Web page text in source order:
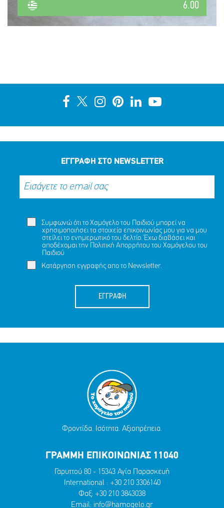
6.00
ΕΓΓΡΑΦΗ ΣΤΟ NEWSLETTER
Συμφωνώ ότι το Χαμόγελο του Παιδιού μπορεί να
χρησιμοποιήσει τα στοιχεία επικοινωνίας μου για να μου
στείλει το ενημερωτικό του δελτίο. Έχω διαβάσει και
αποδέχομαι την Πολιτική Απορρήτου του Χαμόγελου του
Παιδιού
Κατάργηση εγγραφής απο το Newsletter.
ΕΓΓΡΑΦΗ
Φροντίδα. Ισότητα. Αξιοπρέπεια.
ΓΡΑΜΜΗ ΕΠΙΚΟΙΝΩΝΙΑΣ 11040
Γαρυττού 80 - 15343 Αγία Παρασκευή
International : +30 210 3306140
Φαξ: +30 210 3843038
Email: info@hamogelo.gr